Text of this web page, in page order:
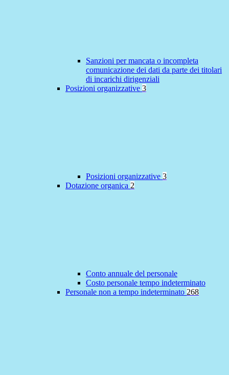
Sanzioni per mancata o incompleta
comunicazione dei dati da parte dei titolari
di incarichi dirigenziali
Posizioni organizzative 3
Posizioni organizzative 3
Dotazione organica 2
Conto annuale del personale
Costo personale tempo indeterminato
Personale non a tempo indeterminato 268